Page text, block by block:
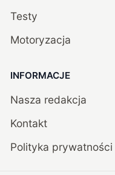
Testy
Motoryzacja
INFORMACJE
Nasza redakcja
Kontakt
Polityka prywatności